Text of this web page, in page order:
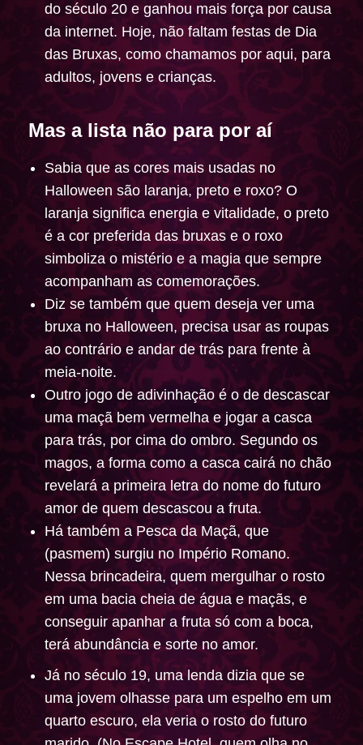
do século 20 e ganhou mais força por causa
da internet. Hoje, não faltam festas de Dia
das Bruxas, como chamamos por aqui, para
adultos, jovens e crianças.
Mas a lista não para por aí
Sabia que as cores mais usadas no
Halloween são laranja, preto e roxo? O
laranja significa energia e vitalidade, o preto
é a cor preferida das bruxas e o roxo
simboliza o mistério e a magia que sempre
acompanham as comemorações.
Diz se também que quem deseja ver uma
bruxa no Halloween, precisa usar as roupas
ao contrário e andar de trás para frente à
meia-noite.
Outro jogo de adivinhação é o de descascar
uma maçã bem vermelha e jogar a casca
para trás, por cima do ombro. Segundo os
magos, a forma como a casca cairá no chão
revelará a primeira letra do nome do futuro
amor de quem descascou a fruta.
Há também a Pesca da Maçã, que
(pasmem) surgiu no Império Romano.
Nessa brincadeira, quem mergulhar o rosto
em uma bacia cheia de água e maçãs, e
conseguir apanhar a fruta só com a boca,
terá abundância e sorte no amor.
Já no século 19, uma lenda dizia que se
uma jovem olhasse para um espelho em um
quarto escuro, ela veria o rosto do futuro